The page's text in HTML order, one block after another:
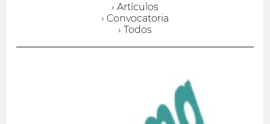
› Artículos
› Convocatoria
› Todos